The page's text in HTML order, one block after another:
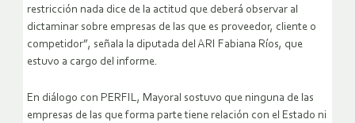
restricción nada dice de la actitud que deberá observar al
dictaminar sobre empresas de las que es proveedor, cliente o
competidor”, señala la diputada del ARI Fabiana Ríos, que
estuvo a cargo del informe.
En diálogo con PERFIL, Mayoral sostuvo que ninguna de las
empresas de las que forma parte tiene relación con el Estado ni